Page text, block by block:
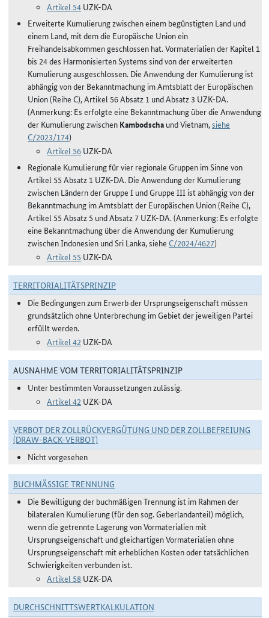
Artikel 54 UZK-DA
Erweiterte Kumulierung zwischen einem begünstigten Land und
einem Land, mit dem die Europäische Union ein
Freihandelsabkommen geschlossen hat. Vormaterialien der Kapitel 1
bis 24 des Harmonisierten Systems sind von der erweiterten
Kumulierung ausgeschlossen. Die Anwendung der Kumulierung ist
abhängig von der Bekanntmachung im Amtsblatt der Europäischen
Union (Reihe C), Artikel 56 Absatz 1 und Absatz 3 UZK-DA.
(Anmerkung: Es erfolgte eine Bekanntmachung über die Anwendung
der Kumulierung zwischen Kambodscha und Vietnam,siehe
C/2023/174)
Artikel 56 UZK-DA
Regionale Kumulierung für vier regionale Gruppen im Sinne von
Artikel 55 Absatz 1 UZK-DA. Die Anwendung der Kumulierung
zwischen Ländern der Gruppe I und Gruppe III ist abhängig von der
Bekanntmachung im Amtsblatt der Europäischen Union (Reihe C),
Artikel 55 Absatz 5 und Absatz 7 UZK-DA. (Anmerkung: Es erfolgte
eine Bekanntmachung über die Anwendung der Kumulierung
zwischen Indonesien und Sri Lanka, siehe C/2024/4627)
Artikel 55 UZK-DA
TERRITORIALITÄTSPRINZIP
Die Bedingungen zum Erwerb der Ursprungseigenschaft müssen
grundsätzlich ohne Unterbrechung im Gebiet der jeweiligen Partei
erfüllt werden.
Artikel 42 UZK-DA
AUSNAHME VOM TERRITORIALITÄTSPRINZIP
Unter bestimmten Voraussetzungen zulässig.
Artikel 42 UZK-DA
VERBOT DER ZOLLRÜCKVERGÜTUNG UND DER ZOLLBEFREIUNG
(DRAW-BACK-VERBOT)
Nicht vorgesehen
BUCHMÄSSIGE TRENNUNG
Die Bewilligung der buchmäßigen Trennung ist im Rahmen der
bilateralen Kumulierung (für den sog. Geberlandanteil) möglich,
wenn die getrennte Lagerung von Vormaterialien mit
Ursprungseigenschaft und gleichartigen Vormaterialien ohne
Ursprungseigenschaft mit erheblichen Kosten oder tatsächlichen
Schwierigkeiten verbunden ist.
Artikel 58 UZK-DA
DURCHSCHNITTSWERTKALKULATION